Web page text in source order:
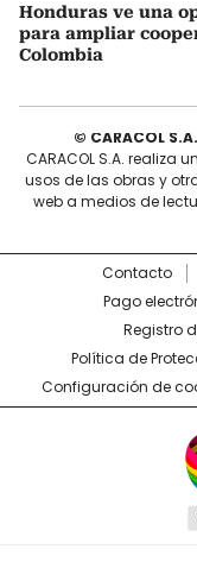
Honduras ve una
para ampliar
Colombia
© CARACOL
CARACOL S.A. realiza
usos de las obras y
web a medios de
Contacto
Pago
Registro
Política de
Configuración de